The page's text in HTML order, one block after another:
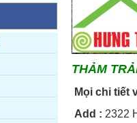
THẢM
Mọi chi tiết
Add : 2322